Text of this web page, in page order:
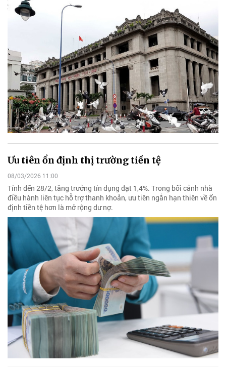
Ưu tiên ổn định thị trường tiền tệ
08/03/2026 11:00
Tính đến 28/2, tăng trưởng tín dụng đạt 1,4%. Trong bối cảnh nhà
điều hành liên tục hỗ trợ thanh khoản, ưu tiên ngắn hạn thiên về ổn
định tiền tệ hơn là mở rộng dư nợ.